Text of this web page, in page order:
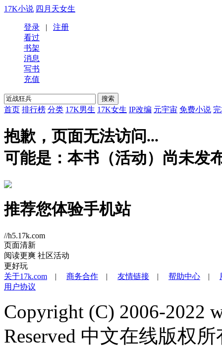
17K小说 四月天女生
登录 | 注册
看过
书架
消息
写书
充值
首页 排行榜 分类 17K男生 17K女生 IP改编 元宇宙 免费小说
抱歉，页面无法访问...
可能是：本书（活动）尚未发
推荐您体验手机站
//h5.17k.com
页面清新
阅读更爽 社区活动
更好玩
关于17k.com | 商务合作 | 友情链接 | 帮助中心 |
用户协议
Copyright (C) 2006-2022
Reserved 中文在线版权